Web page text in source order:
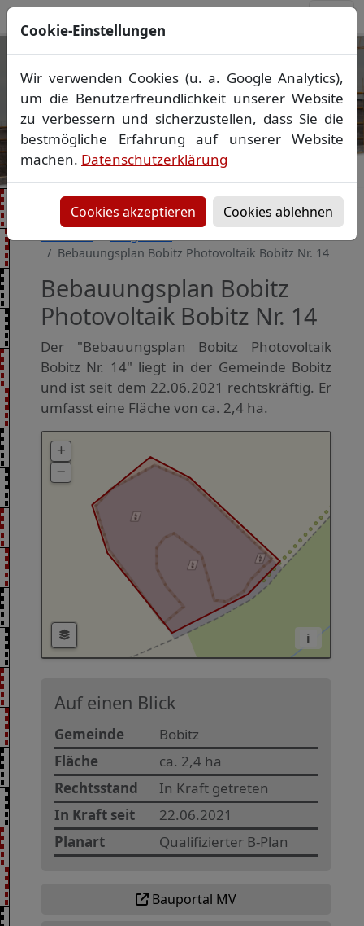
Ihr Vermessungsbüro in
Mecklenburg-Vorpommern
Wir vermessen Ihr Grundstück
Lageplan Absteckung▪Bauvermessung ▪
Gebäudeeinmessung
Grenzfeststellung▪Amtliche Auskünfte und
Vorheriges Bild
Bebauungsplan Bobitz Photovoltaik Bobitz Nr. 14
Bebauungsplan Bobitz
Photovoltaik Bobitz Nr. 14
Der "Bebauungsplan Bobitz Photovoltaik
Bobitz Nr. 14" liegt in der Gemeinde Bobitz
und ist seit dem 22.06.2021 rechtskräftig. Er
umfasst eine Fläche von ca. 2,4 ha.
i
Auf einen Blick
Gemeinde
Bobitz
Fläche
ca. 2,4 ha
Rechtsstand
In Kraft getreten
In Kraft seit
22.06.2021
Planart
Qualifizierter B-Plan
Bauportal MV
Cookie-Einstellungen
Wir verwenden Cookies (u. a. Google Analytics),
um die Benutzerfreundlichkeit unserer Website
zu verbessern und sicherzustellen, dass Sie die
bestmögliche Erfahrung auf unserer Website
machen. Datenschutzerklärung
Cookies akzeptieren Cookies ablehnen